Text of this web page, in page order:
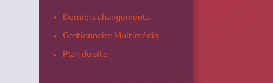
Derniers changements
Gestionnaire Multimédia
Plan du site